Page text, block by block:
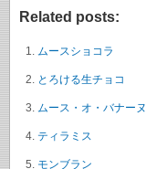
Related posts:
ムースショコラ
とろける生チョコ
ムース・オ・バナーヌ
ティラミス
モンブラン